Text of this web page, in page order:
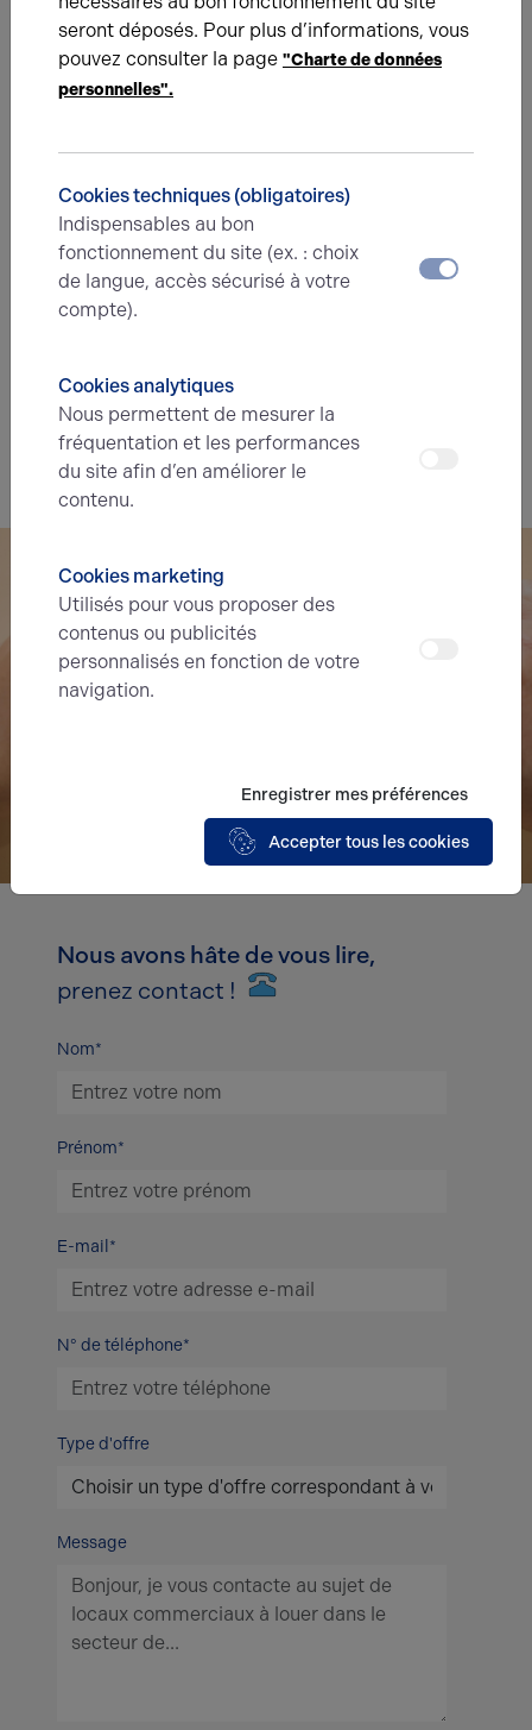
Diagnostic de performance énergétique
Diagnostic DPE en cours
Indice d'émission de gaz à effet de serre
Diagnostic GES en cours
Nous avons hâte de vous lire,
prenez contact !
Nom*
Prénom*
E-mail*
N° de téléphone*
Type d'offre
Message
seront déposés. Pour plus d’informations, vous
pouvez consulter la page "Charte de données
personnelles".
Cookies techniques (obligatoires)
Indispensables au bon
fonctionnement du site (ex. : choix
de langue, accès sécurisé à votre
compte).
Cookies analytiques
Nous permettent de mesurer la
fréquentation et les performances
du site afin d’en améliorer le
contenu.
Cookies marketing
Utilisés pour vous proposer des
contenus ou publicités
personnalisés en fonction de votre
navigation.
Enregistrer mes préférences
Accepter tous les cookies